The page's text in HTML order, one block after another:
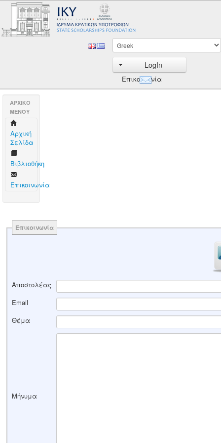
LogIn
Επικοινωνία
AΡΧΙΚΟ
ΜΕΝΟΥ
Aρχική
Σελίδα
Βιβλιοθήκη
Επικοινωνία
Επικοινωνία
Αποστολέας
Email
Θέμα
Μήνυμα